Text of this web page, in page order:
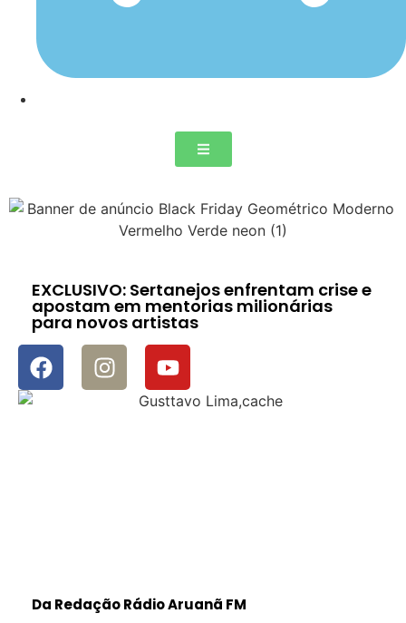
EXCLUSIVO: Sertanejos enfrentam crise e
apostam em mentorias milionárias
para novos artistas
Da Redação Rádio Aruanã FM